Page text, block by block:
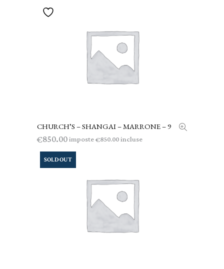
AGGIUNGI AL CARRELLO
CHURCH’S – SHANGAI – MARRONE – 9
€850.00imposte€850.00incluse
SOLD OUT